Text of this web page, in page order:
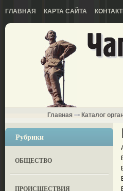
ГЛАВНАЯ КАРТА САЙТА
Главная Каталог
Рубрики
ОБЩЕСТВО
ПРОИСШЕСТВИЯ